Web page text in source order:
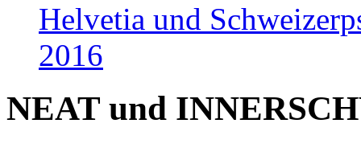
Helvetia und
2016
NEAT und